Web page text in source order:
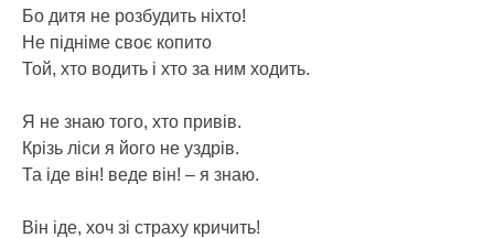
Бо дитя не розбудить ніхто!
Не підніме своє копито
Той, хто водить і хто за ним ходить.
Я не знаю того, хто привів.
Крізь ліси я його не уздрів.
Та іде він! веде він! – я знаю.
Він іде, хоч зі страху кричить!